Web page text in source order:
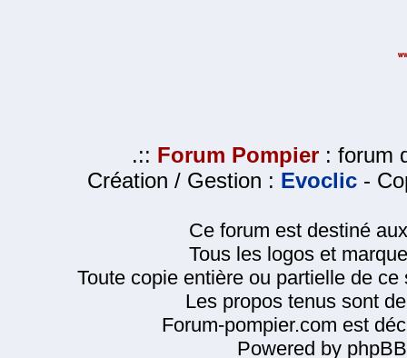
.:: Forum Pompier : forum
Création / Gestion : Evoclic -
Ce forum est destiné
Tous les logos et
Toute copie entière ou partielle de
Les propos tenus sont
Forum-pompier.com est
Powered by